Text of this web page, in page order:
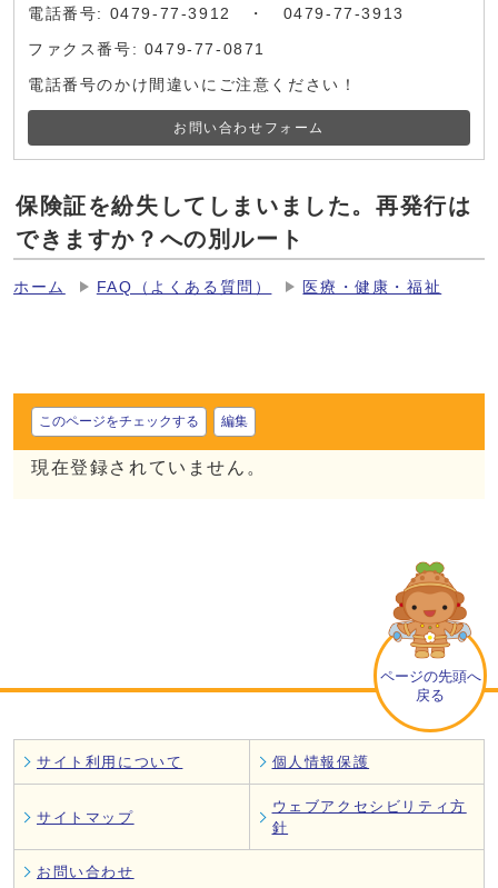
電話番号: 0479-77-3912 ・ 0479-77-3913
ファクス番号: 0479-77-0871
電話番号のかけ間違いにご注意ください！
お問い合わせフォーム
保険証を紛失してしまいました。再発行は
できますか？への別ルート
ホーム FAQ（よくある質問） 医療・健康・福祉
このページをチェックする 編集
現在登録されていません。
ページの先頭へ
戻る
サイト利用について 個人情報保護
サイトマップ
ウェブアクセシビリティ方
針
お問い合わせ